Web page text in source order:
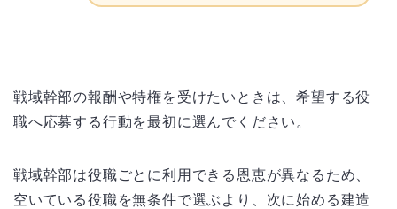
戦域幹部の報酬や特権を受けたいときは、希望する役
職へ応募する行動を最初に選んでください。
戦域幹部は役職ごとに利用できる恩恵が異なるため、
空いている役職を無条件で選ぶより、次に始める建造